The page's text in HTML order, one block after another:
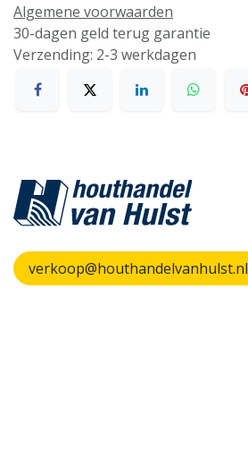
Algemene voorwaarden
30-dagen geld terug garantie
Verzending: 2-3 werkdagen
verkoop@houthandelvanhulst.nl